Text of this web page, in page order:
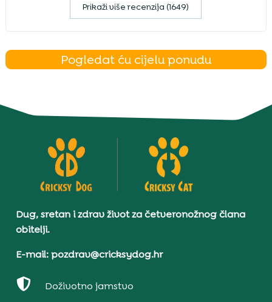
Prikaži više recenzija (1649)
Pogledat ću cijelu ponudu
Dug, sretan i zdrav život za četveronožnog člana
obitelji.
E-mail: pozdrav@cricksydog.hr
 Doživotno jamstvo